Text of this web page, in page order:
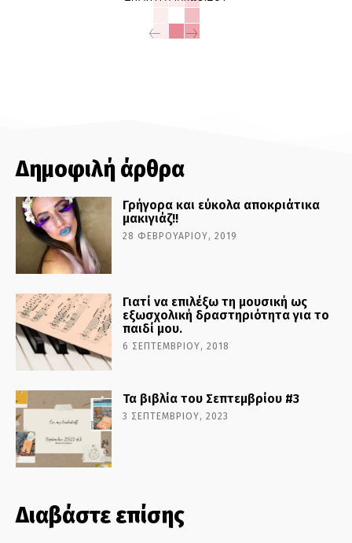
Δημοφιλή άρθρα
Γρήγορα και εύκολα αποκριάτικα
μακιγιάζ!!
28 ΦΕΒΡΟΥΑΡΊΟΥ, 2019
Γιατί να επιλέξω τη μουσική ως
εξωσχολική δραστηριότητα για το
παιδί μου.
6 ΣΕΠΤΕΜΒΡΊΟΥ, 2018
Τα βιβλία του Σεπτεμβρίου #3
3 ΣΕΠΤΕΜΒΡΊΟΥ, 2023
Διαβάστε επίσης